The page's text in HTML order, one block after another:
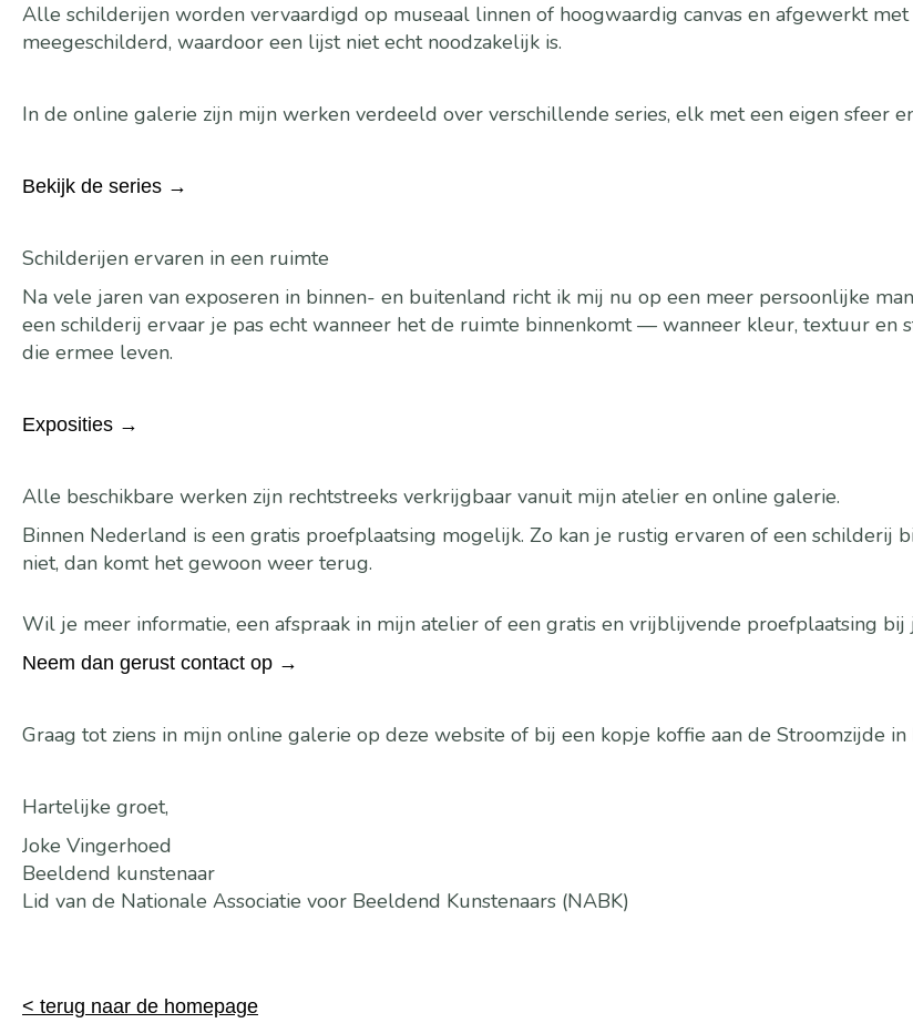
Alle schilderijen worden vervaardigd op museaal linnen of hoogwaardig canvas en afgewerkt
meegeschilderd, waardoor een lijst niet echt noodzakelijk is.
In de online galerie zijn mijn werken verdeeld over verschillende series, elk met een eigen sfeer
Bekijk de series →
Schilderijen ervaren in een ruimte
Na vele jaren van exposeren in binnen- en buitenland richt ik mij nu op een meer persoonlijke
een schilderij ervaar je pas echt wanneer het de ruimte binnenkomt — wanneer kleur, textuur en
die ermee leven.
Exposities →
Alle beschikbare werken zijn rechtstreeks verkrijgbaar vanuit mijn atelier en online galerie.
Binnen Nederland is een gratis proefplaatsing mogelijk. Zo kan je rustig ervaren of een schilderij
niet, dan komt het gewoon weer terug.
Wil je meer informatie, een afspraak in mijn atelier of een gratis en vrijblijvende proefplaatsing bij
Neem dan gerust contact op →
Graag tot ziens in mijn online galerie op deze website of bij een kopje koffie aan de Stroomzijde in
Hartelijke groet,
Joke Vingerhoed
Beeldend kunstenaar
Lid van de Nationale Associatie voor Beeldend Kunstenaars (NABK)
< terug naar de homepage